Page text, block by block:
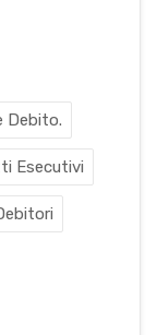
Debito.
Esecutivi